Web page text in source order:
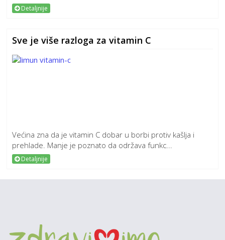
Detaljnije
Sve je više razloga za vitamin C
Većina zna da je vitamin C dobar u borbi protiv kašlja i
prehlade. Manje je poznato da održava funkc...
Detaljnije